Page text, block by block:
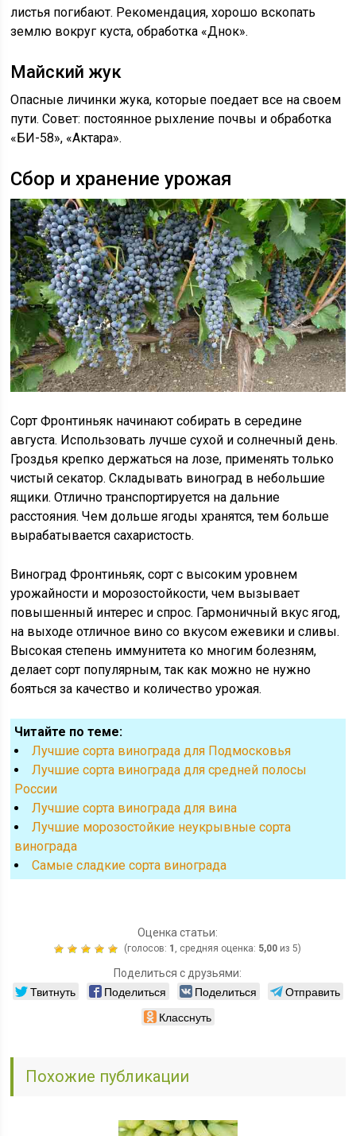
листья погибают. Рекомендация, хорошо вскопать
землю вокруг куста, обработка «Днок».
Майский жук
Опасные личинки жука, которые поедает все на своем
пути. Совет: постоянное рыхление почвы и обработка
«БИ-58», «Актара».
Сбор и хранение урожая
Сорт Фронтиньяк начинают собирать в середине
августа. Использовать лучше сухой и солнечный день.
Гроздья крепко держаться на лозе, применять только
чистый секатор. Складывать виноград в небольшие
ящики. Отлично транспортируется на дальние
расстояния. Чем дольше ягоды хранятся, тем больше
вырабатывается сахаристость.
Виноград Фронтиньяк, сорт с высоким уровнем
урожайности и морозостойкости, чем вызывает
повышенный интерес и спрос. Гармоничный вкус ягод,
на выходе отличное вино со вкусом ежевики и сливы.
Высокая степень иммунитета ко многим болезням,
делает сорт популярным, так как можно не нужно
бояться за качество и количество урожая.
Читайте по теме:
Лучшие сорта винограда для Подмосковья
Лучшие сорта винограда для средней полосы
России
Лучшие сорта винограда для вина
Лучшие морозостойкие неукрывные сорта
винограда
Cамые сладкие сорта винограда
Оценка статьи:
(голосов: 1 , средняя оценка: 5,00 из 5)
Поделиться с друзьями:
Твитнуть Поделиться Поделиться
Отправить
Класснуть
Похожие публикации